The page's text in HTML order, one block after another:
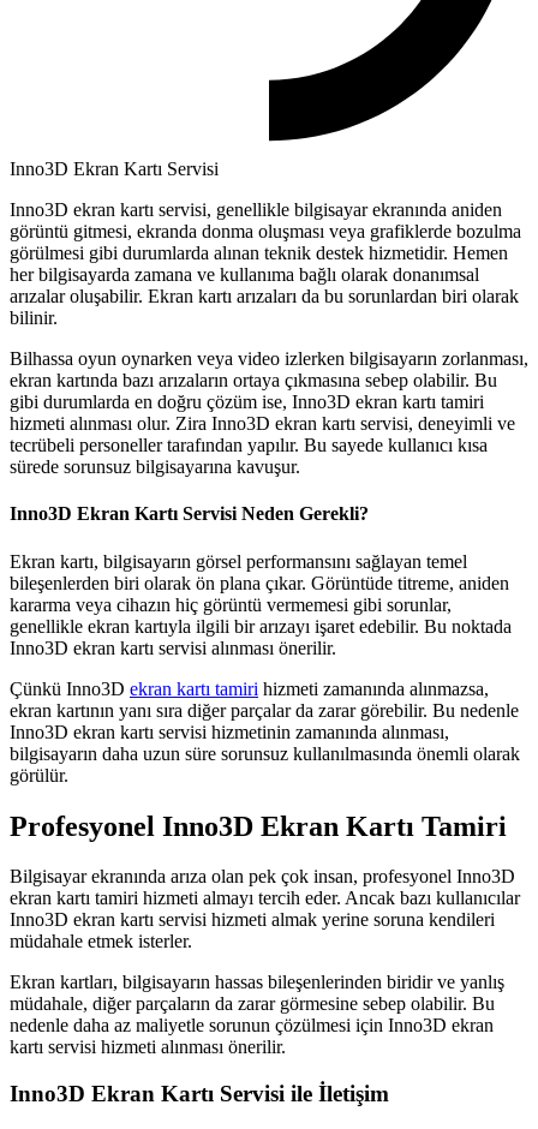
Inno3D Ekran Kartı Servisi
Inno3D ekran kartı servisi, genellikle bilgisayar ekranında aniden
görüntü gitmesi, ekranda donma oluşması veya grafiklerde bozulma
görülmesi gibi durumlarda alınan teknik destek hizmetidir. Hemen
her bilgisayarda zamana ve kullanıma bağlı olarak donanımsal
arızalar oluşabilir. Ekran kartı arızaları da bu sorunlardan biri olarak
bilinir.
Bilhassa oyun oynarken veya video izlerken bilgisayarın zorlanması,
ekran kartında bazı arızaların ortaya çıkmasına sebep olabilir. Bu
gibi durumlarda en doğru çözüm ise, Inno3D ekran kartı tamiri
hizmeti alınması olur. Zira Inno3D ekran kartı servisi, deneyimli ve
tecrübeli personeller tarafından yapılır. Bu sayede kullanıcı kısa
sürede sorunsuz bilgisayarına kavuşur.
Inno3D Ekran Kartı Servisi Neden Gerekli?
Ekran kartı, bilgisayarın görsel performansını sağlayan temel
bileşenlerden biri olarak ön plana çıkar. Görüntüde titreme, aniden
kararma veya cihazın hiç görüntü vermemesi gibi sorunlar,
genellikle ekran kartıyla ilgili bir arızayı işaret edebilir. Bu noktada
Inno3D ekran kartı servisi alınması önerilir.
Çünkü Inno3D ekran kartı tamiri hizmeti zamanında alınmazsa,
ekran kartının yanı sıra diğer parçalar da zarar görebilir. Bu nedenle
Inno3D ekran kartı servisi hizmetinin zamanında alınması,
bilgisayarın daha uzun süre sorunsuz kullanılmasında önemli olarak
görülür.
Profesyonel Inno3D Ekran Kartı Tamiri
Bilgisayar ekranında arıza olan pek çok insan, profesyonel Inno3D
ekran kartı tamiri hizmeti almayı tercih eder. Ancak bazı kullanıcılar
Inno3D ekran kartı servisi hizmeti almak yerine soruna kendileri
müdahale etmek isterler.
Ekran kartları, bilgisayarın hassas bileşenlerinden biridir ve yanlış
müdahale, diğer parçaların da zarar görmesine sebep olabilir. Bu
nedenle daha az maliyetle sorunun çözülmesi için Inno3D ekran
kartı servisi hizmeti alınması önerilir.
Inno3D Ekran Kartı Servisi ile İletişim